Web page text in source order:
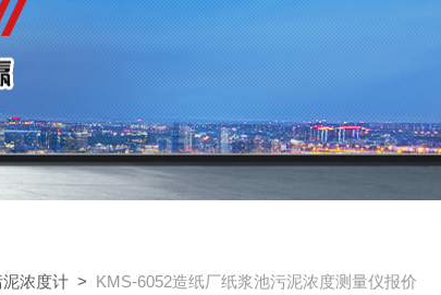
泥浓度计 > KMS-6052造纸厂纸浆池污泥浓度测量仪报价